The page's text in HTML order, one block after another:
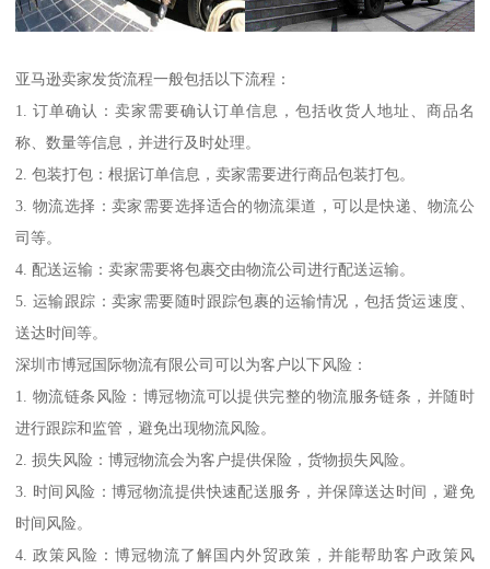
亚马逊卖家发货流程一般包括以下流程：
1. 订单确认：卖家需要确认订单信息，包括收货人地址、商品名
称、数量等信息，并进行及时处理。
2. 包装打包：根据订单信息，卖家需要进行商品包装打包。
3. 物流选择：卖家需要选择适合的物流渠道，可以是快递、物流公
司等。
4. 配送运输：卖家需要将包裹交由物流公司进行配送运输。
5. 运输跟踪：卖家需要随时跟踪包裹的运输情况，包括货运速度、
送达时间等。
深圳市博冠国际物流有限公司可以为客户以下风险：
1. 物流链条风险：博冠物流可以提供完整的物流服务链条，并随时
进行跟踪和监管，避免出现物流风险。
2. 损失风险：博冠物流会为客户提供保险，货物损失风险。
3. 时间风险：博冠物流提供快速配送服务，并保障送达时间，避免
时间风险。
4. 政策风险：博冠物流了解国内外贸政策，并能帮助客户政策风